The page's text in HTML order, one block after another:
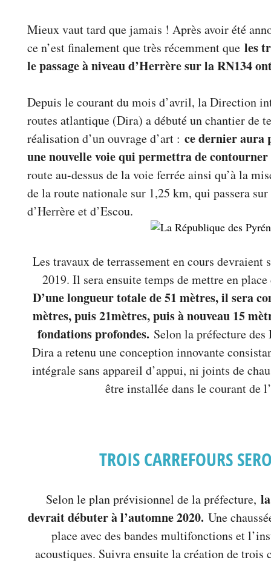
Mieux vaut tard que jamais ! Après avoir été
ce n’est finalement que très récemment que les
le passage à niveau d’Herrère sur la RN134
Depuis le courant du mois d’avril, la Direction
routes atlantique (Dira) a débuté un chantier de
réalisation d’un ouvrage d’art : ce dernier aura
une nouvelle voie qui permettra de
route au-dessus de la voie ferrée ainsi qu’à la
de la route nationale sur 1,25 km, qui passera
d’Herrère et d’Escou.
Les travaux de terrassement en cours devraient
2019. Il sera ensuite temps de mettre en
D’une longueur totale de 51 mètres, il sera
mètres, puis 21mètres, puis à nouveau 15
fondations profondes. Selon la préfecture
Dira a retenu une conception innovante
intégrale sans appareil d’appui, ni joints de
être installée dans le courant de
TROIS CARREFOURS
Selon le plan prévisionnel de la préfecture,
devrait débuter à l’automne 2020. Une
place avec des bandes multifonctions et
acoustiques. Suivra ensuite la création de trois